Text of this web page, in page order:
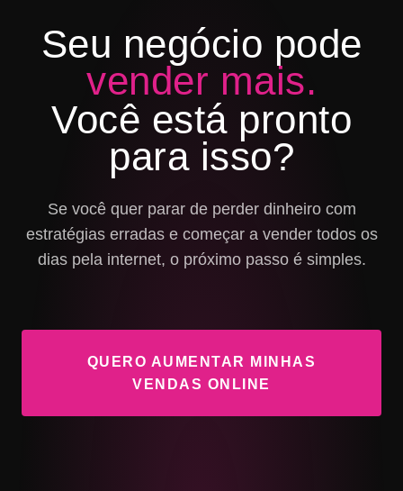
Seu negócio pode
vender mais.
Você está pronto
para isso?
Se você quer parar de perder dinheiro com
estratégias erradas e começar a vender todos os
dias pela internet, o próximo passo é simples.
QUERO AUMENTAR MINHAS
VENDAS ONLINE